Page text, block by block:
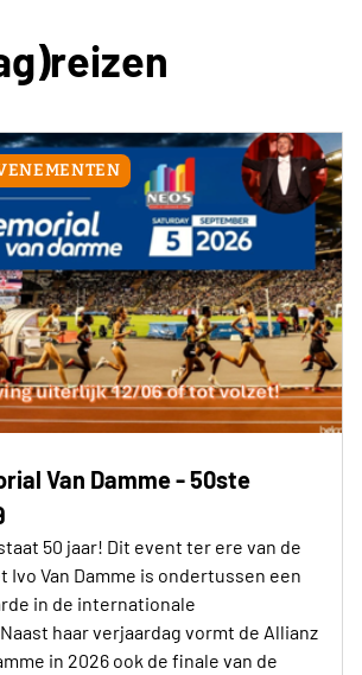
Van Damme - 50ste
50 jaar! Dit event ter ere van de
Van Damme is ondertussen een
in de internationale
haar verjaardag vormt de Allianz
in 2026 ook de finale van de